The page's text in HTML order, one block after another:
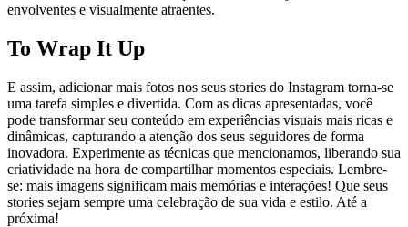
envolventes e ⁣visualmente atraentes.
To Wrap It ‍Up
E assim, adicionar mais fotos nos ⁢seus stories do Instagram‍ torna-se
uma⁣ tarefa⁤ simples e divertida.‍ Com​ as dicas apresentadas, você
pode transformar seu conteúdo em experiências visuais mais ricas ‌e
dinâmicas, capturando a ⁣atenção dos seus seguidores de forma
inovadora. Experimente ⁣as⁢ técnicas que mencionamos, liberando sua
criatividade na hora⁢ de compartilhar momentos ⁤especiais. Lembre-
se: mais imagens ⁤significam mais memórias e interações! Que seus
stories ⁤sejam sempre uma celebração de ⁣sua​ vida e estilo. Até a
próxima!